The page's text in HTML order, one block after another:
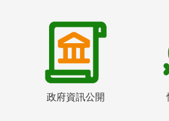
政府資訊公開